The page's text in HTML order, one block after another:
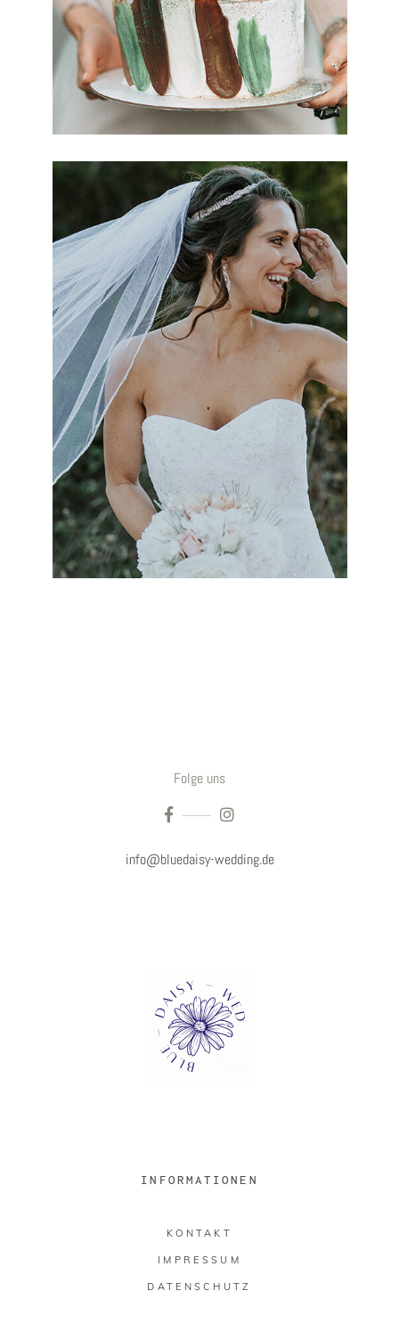
Folge uns
info@bluedaisy-wedding.de
INFORMATIONEN
KONTAKT
IMPRESSUM
DATENSCHUTZ